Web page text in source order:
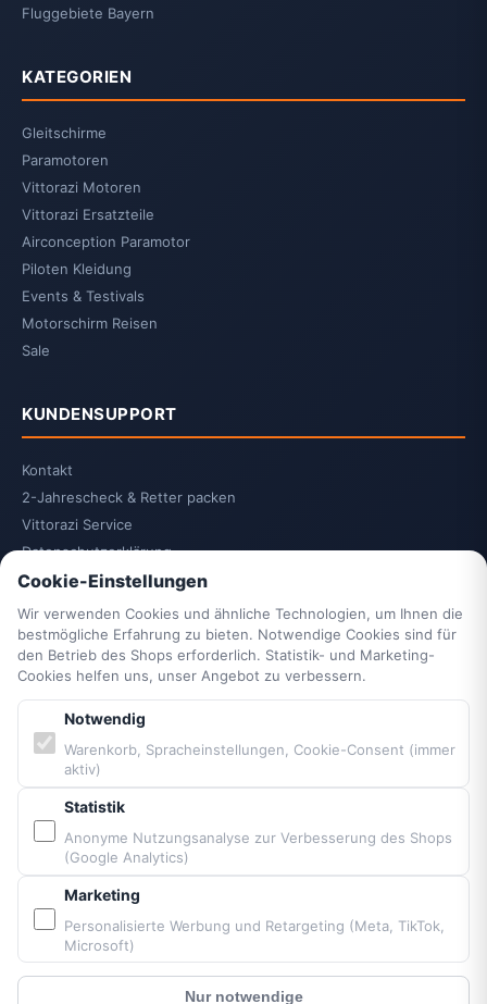
Fluggebiete Bayern
KATEGORIEN
Gleitschirme
Paramotoren
Vittorazi Motoren
Vittorazi Ersatzteile
Airconception Paramotor
Piloten Kleidung
Events & Testivals
Motorschirm Reisen
Sale
KUNDENSUPPORT
Kontakt
2-Jahrescheck & Retter packen
Vittorazi Service
Datenschutzerklärung
AGB
Widerrufsrecht
Vertrag widerrufen
Impressum
Cookie-Einstellungen
Barrierefreiheit
Sitemap
PARTNER & MARKEN
Vittorazi Motoren MY25
Airconception
Apco Aviation
Ozone
Cookie-Einstellungen
Wir verwenden Cookies und ähnliche Technologien, um Ihnen die
bestmögliche Erfahrung zu bieten. Notwendige Cookies sind für
den Betrieb des Shops erforderlich. Statistik- und Marketing-
Cookies helfen uns, unser Angebot zu verbessern.
Notwendig
Warenkorb, Spracheinstellungen, Cookie-Consent (immer
aktiv)
Statistik
Anonyme Nutzungsanalyse zur Verbesserung des Shops
(Google Analytics)
Marketing
Personalisierte Werbung und Retargeting (Meta, TikTok,
Microsoft)
Nur notwendige